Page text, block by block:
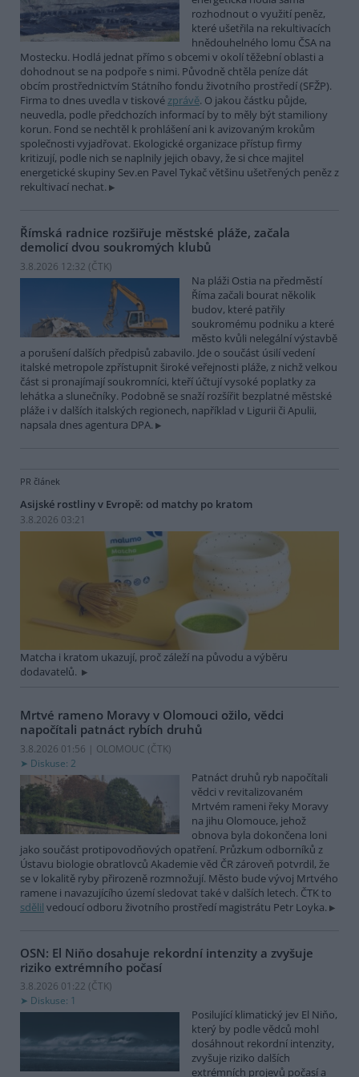
rozhodnout o využití peněz,
které ušetřila na rekultivacích
hnědouhelného lomu ČSA na
Mostecku. Hodlá jednat přímo s obcemi v okolí těžební oblasti a
dohodnout se na podpoře s nimi. Původně chtěla peníze dát
obcím prostřednictvím Státního fondu životního prostředí (SFŽP).
Firma to dnes uvedla v tiskovézprávě. O jakou částku půjde,
neuvedla, podle předchozích informací by to měly být stamiliony
korun. Fond se nechtěl k prohlášení ani k avizovaným krokům
společnosti vyjadřovat. Ekologické organizace přístup firmy
kritizují, podle nich se naplnily jejich obavy, že si chce majitel
energetické skupiny Sev.en Pavel Tykač většinu ušetřených peněz z
rekultivací nechat.
Římská radnice rozšiřuje městské pláže, začala
demolicí dvou soukromých klubů
3.8.2026 12:32 (ČTK)
Na pláži Ostia na předměstí
Říma začali bourat několik
budov, které patřily
soukromému podniku a které
město kvůli nelegální výstavbě
a porušení dalších předpisů zabavilo. Jde o součást úsilí vedení
italské metropole zpřístupnit široké veřejnosti pláže, z nichž velkou
část si pronajímají soukromníci, kteří účtují vysoké poplatky za
lehátka a slunečníky. Podobně se snaží rozšířit bezplatné městské
pláže i v dalších italských regionech, například v Ligurii či Apulii,
napsala dnes agentura DPA.
PR článek
Asijské rostliny v Evropě: od matchy po kratom
3.8.2026 03:21
Matcha i kratom ukazují, proč záleží na původu a výběru
dodavatelů.
Mrtvé rameno Moravy v Olomouci ožilo, vědci
napočítali patnáct rybích druhů
3.8.2026 01:56 | OLOMOUC (ČTK)
Diskuse: 2
Patnáct druhů ryb napočítali
vědci v revitalizovaném
Mrtvém rameni řeky Moravy
na jihu Olomouce, jehož
obnova byla dokončena loni
jako součást protipovodňových opatření. Průzkum odborníků z
Ústavu biologie obratlovců Akademie věd ČR zároveň potvrdil, že
se v lokalitě ryby přirozeně rozmnožují. Město bude vývoj Mrtvého
ramene i navazujícího území sledovat také v dalších letech. ČTK to
sdělil vedoucí odboru životního prostředí magistrátu Petr Loyka.
OSN: El Niňo dosahuje rekordní intenzity a zvyšuje
riziko extrémního počasí
3.8.2026 01:22 (ČTK)
Diskuse: 1
Posilující klimatický jev El Niňo,
který by podle vědců mohl
dosáhnout rekordní intenzity,
zvyšuje riziko dalších
extrémních projevů počasí a